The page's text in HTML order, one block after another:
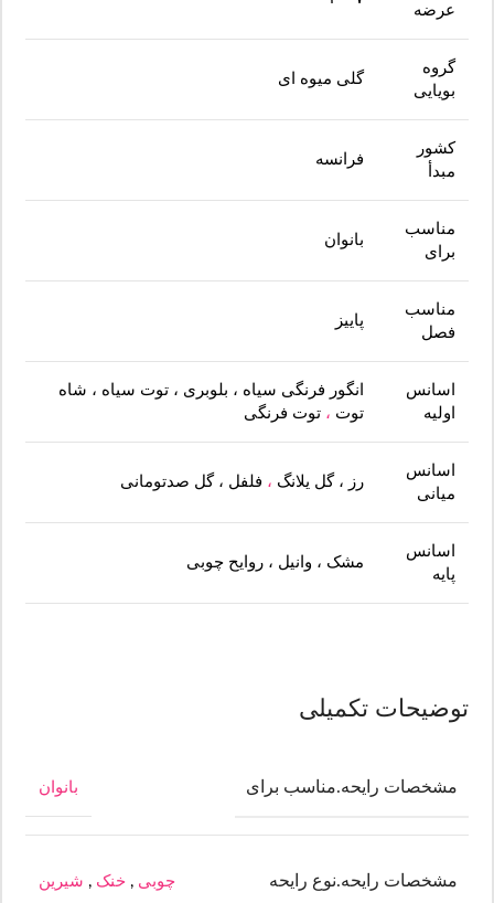
عرضه
گروه
بویایی
گلی میوه ای
کشور
مبدأ
فرانسه
مناسب
برای
بانوان
مناسب
فصل
پاییز
اسانس
اولیه
انگور فرنگی سیاه ، بلوبری ، توت سیاه ، شاه
توت ، توت فرنگی
اسانس
میانی
رز ، گل یلانگ ، فلفل ، گل صدتومانی
اسانس
پایه
مشک ، وانیل ، روایح چوبی
توضیحات تکمیلی
مشخصات رایحه.مناسب برای بانوان
مشخصات رایحه.نوع رایحه چوبی , خنک , شیرین